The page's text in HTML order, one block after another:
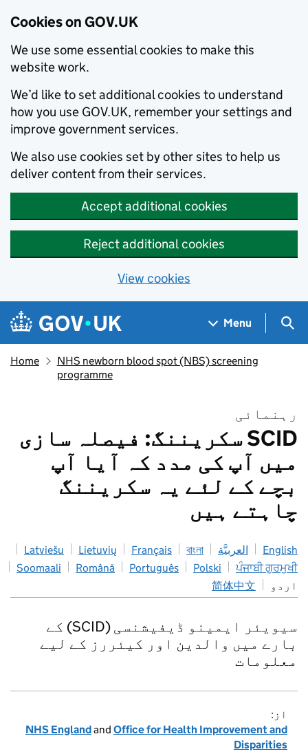
Cookies on GOV.UK
We use some essential cookies to make this
website work.
We’d like to set additional cookies to understand
how you use GOV.UK, remember your settings and
improve government services.
We also use cookies set by other sites to help us
deliver content from their services.
Accept additional cookies
Reject additional cookies
View cookies
Skip to main content
Navigation menu
Menu
Home
NHS newborn blood spot (NBS) screening
programme
رہنمائی
SCID سکریننگ: فیصلہ سازی
میں آپ کی مدد کہ آیا آپ
بچے کے لئے یہ سکریننگ
چاہتے ہیں
English العربيَّة বাংলা
Français
Lietuvių
Latviešu
ਪੰਜਾਬੀ ਗੁਰਮੁਖੀ
Polski
Português
Română
Soomaali
اردو
简体中文
سیویئر ایمینو ڈیفیشنسی (SCID) کے
بارے میں والدین اور کیئررز کے لیے
معلومات
از:
NHS Englandand Office for Health Improvement and
Disparities